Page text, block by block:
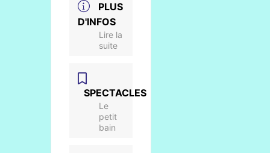
PLUS
D'INFOS
Lire la
suite
SPECTACLES
Le
petit
bain